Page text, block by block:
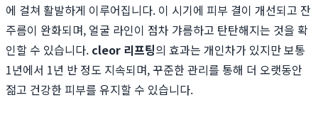
에 걸쳐 활발하게 이루어집니다. 이 시기에 피부 결이 개선되고 잔
주름이 완화되며, 얼굴 라인이 점차 갸름하고 탄탄해지는 것을 확
인할 수 있습니다. cleor 리프팅의 효과는 개인차가 있지만 보통
1년에서 1년 반 정도 지속되며, 꾸준한 관리를 통해 더 오랫동안
젊고 건강한 피부를 유지할 수 있습니다.